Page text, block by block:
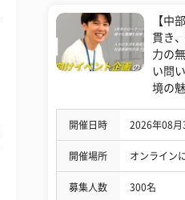
【中
貫き
力の
い問
境の
開催日時 2026年08月
開催場所 オンライン
募集人数 300名